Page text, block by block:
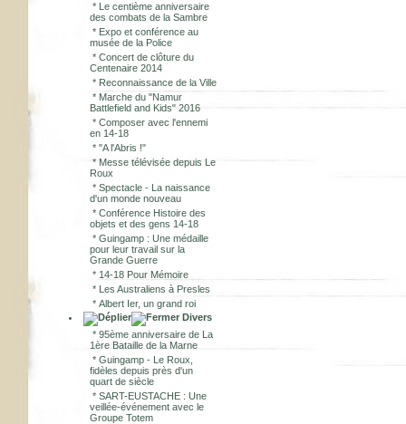
* Le centième anniversaire
des combats de la Sambre
* Expo et conférence au
musée de la Police
* Concert de clôture du
Centenaire 2014
* Reconnaissance de la Ville
* Marche du "Namur
Battlefield and Kids" 2016
* Composer avec l'ennemi
en 14-18
* "A l'Abris !"
* Messe télévisée depuis Le
Roux
* Spectacle - La naissance
d'un monde nouveau
* Conférence Histoire des
objets et des gens 14-18
* Guingamp : Une médaille
pour leur travail sur la
Grande Guerre
* 14-18 Pour Mémoire
* Les Australiens à Presles
* Albert Ier, un grand roi
Divers
* 95ème anniversaire de La
1ère Bataille de la Marne
* Guingamp - Le Roux,
fidèles depuis près d'un
quart de siècle
* SART-EUSTACHE : Une
veillée-événement avec le
Groupe Totem